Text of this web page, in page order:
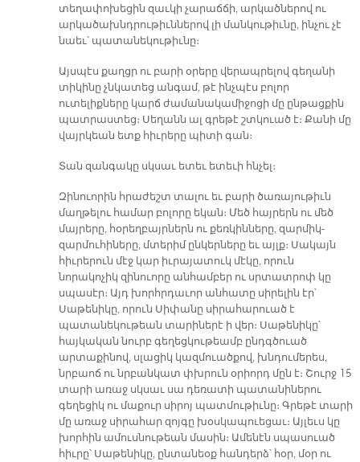
տեղափոխեցին զաւկի չարաճճի, արկածներով ու
արկածախնդրութիւններով լի մանկութիւնը, ինչու չէ
նաեւ՝ պատանեկութիւնը։
Այսպէս քաղցր ու բարի օրերը վերապրելով գեղանի
տիկինը չնկատեց անգամ, թէ ինչպէս բոլոր
ուտելիքները կարճ ժամանակամիջոցի մը ընթացքին
պատրաստեց։ Սեղանն ալ գրեթէ շտկուած է։ Քանի մը
վայրկեան ետք հիւրերը պիտի գան։
Տան զանգակը սկսաւ ետեւ ետեւի հնչել։
Զինուորին հրաժեշտ տալու եւ բարի ծառայութիւն
մաղթելու համար բոլորը եկան։ Մեծ հայրերն ու մեծ
մայրերը, հօրեղբայրներն ու քեռկինները, զարմիկ-
զարմուհիները, մտերիմ ընկերները եւ այլք։ Սակայն
հիւրերուն մէջ կար իւրայատուկ մէկը, որուն
նորակոչիկ զինուորը անհամբեր ու սրտատրոփ կը
սպասէր։ Այդ խորհրդաւոր անհատը սիրելին էր՝
Սաթենիկը, որուն Սիփանը սիրահարուած է
պատանեկութեան տարիներէ ի վեր։ Սաթենիկը՝
հայկական նուրբ գեղեցկութեամբ ընդգծուած
արտաքինով, սլացիկ կազմուածքով, խնդումերես,
նրբաոճ ու նրբանկատ փխրուն օրիորդ մըն է։ Շուրջ 15
տարի առաջ սկսաւ սա դեռատի պատանիներու
գեղեցիկ ու մաքուր սիրոյ պատմութիւնը։ Գրեթէ տարի
մը առաջ սիրահար զոյգը խօսկապուեցաւ։ Այլեւս կը
խորհին ամուսնութեան մասին։ Ամենէն սպասուած
հիւրը՝ Սաթենիկը, ընտանեօք հանդերձ՝ հօր, մօր ու